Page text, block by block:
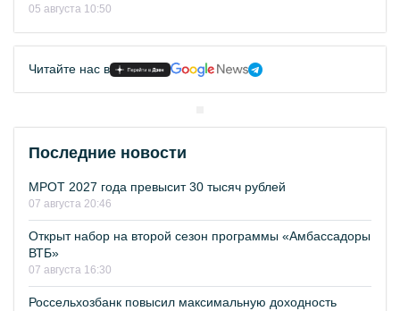
05 августа 10:50
Читайте нас в
Последние новости
МРОТ 2027 года превысит 30 тысяч рублей
07 августа 20:46
Открыт набор на второй сезон программы «Амбассадоры
ВТБ»
07 августа 16:30
Россельхозбанк повысил максимальную доходность